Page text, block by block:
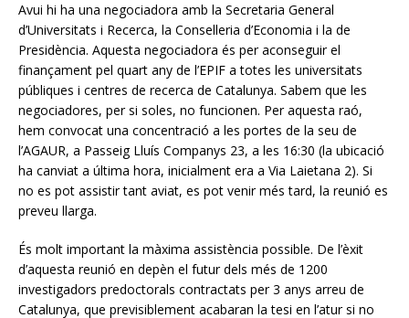
Avui hi ha una negociadora amb la Secretaria General
d’Universitats i Recerca, la Conselleria d’Economia i la de
Presidència. Aquesta negociadora és per aconseguir el
finançament pel quart any de l’EPIF a totes les universitats
públiques i centres de recerca de Catalunya. Sabem que les
negociadores, per si soles, no funcionen. Per aquesta raó,
hem convocat una concentració a les portes de la seu de
l’AGAUR, a Passeig Lluís Companys 23, a les 16:30 (la ubicació
ha canviat a última hora, inicialment era a Via Laietana 2). Si
no es pot assistir tant aviat, es pot venir més tard, la reunió es
preveu llarga.
És molt important la màxima assistència possible. De l’èxit
d’aquesta reunió en depèn el futur dels més de 1200
investigadors predoctorals contractats per 3 anys arreu de
Catalunya, que previsiblement acabaran la tesi en l’atur si no